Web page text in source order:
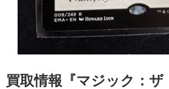
買取情報『マジック：ザ